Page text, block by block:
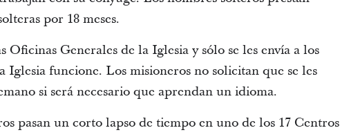
por 18 meses.
Generales de la Iglesia y sólo se les envía a los
funcione. Los misioneros no solicitan que se les
si será necesario que aprendan un idioma.
pasan un corto lapso de tiempo en uno de los 17 Centros